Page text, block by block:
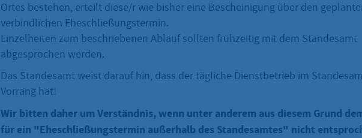
Ortes bestehen, erteilt diese/r wie bisher eine Bescheinigung über den
verbindlichen Eheschließungstermin.
Einzelheiten zum beschriebenen Ablauf sollten frühzeitig mit dem Standesamt
abgesprochen werden.
Das Standesamt weist darauf hin, dass der tägliche Dienstbetrieb im
Vorrang hat!
Wir bitten daher um Verständnis, wenn unter anderem aus diesem Grund
für ein "Eheschließungstermin außerhalb des Standesamtes" nicht